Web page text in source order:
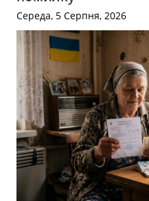
Середа, 5 Серпня, 2026